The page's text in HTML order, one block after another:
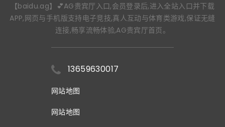
【baidu.ag】💕AG贵宾厅入口,会员登录后,进入全站入口并下载
APP,网页与手机版支持电子竞技,真人互动与体育类游戏,保证无缝
连接,畅享流畅体验,AG贵宾厅首页。
13659630017
网站地图
网站地图